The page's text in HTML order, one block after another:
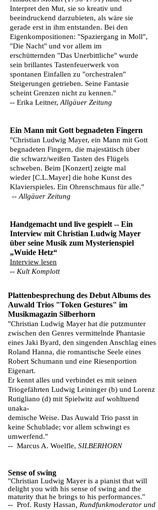
Interpret den Mut, sie so kreativ und
beeindruckend darzubieten, als wäre sie
gerade erst in ihm entstanden. Bei den
Eigenkompositionen: "Spaziergang in Moll",
"Die Nacht" und vor allem im
erschütternden "Das Unerbittliche" wurde
sein brillantes Tastenfeuerwerk von
spontanen Einfallen zu "orchestralen"
Steigerungen getrieben. Seine Fantasie
scheint Grenzen nicht zu kennen."
-- Erika Leitner, Allgäuer Zeitung
Ein Mann mit Gott begnadeten Fingern
"Christian Ludwig Mayer, ein Mann mit Gott
begnadeten Fingern, die majestätisch über
die schwarz/weißen Tasten des Flügels
schweben. Beim [Konzert] zeigte mal
wieder [C.L.Mayer] die hohe Kunst des
Klavierspieles. Ein Ohrenschmaus für alle."
-- Allgäuer Zeitung
Handgemacht und live gespielt -- Ein
Interview mit Christian Ludwig Mayer
über seine Musik zum Mysterienspiel
„Wuide Hetz“
Interview lesen
-- Kult Komplott
Plattenbesprechung des Debut Albums des
Auwald Trios "Token Gestures" im
Musikmagazin Silberhorn
"Christian Ludwig Mayer hat die putzmunter
zwischen den Genres vermittelnde Phantasie
eines Jaki Byard, den singenden Anschlag eines
Roland Hanna, die romantische Seele eines
Robert Schumann und eine Riesenportion
Eigenart.
Er kennt alles und verbindet es mit seinen
Triogefährten Ludwig Leininger (b) und Lorenz
Rutigliano (d) mit Spielwitz auf wohltuend
unaka-
demische Weise. Das Auwald Trio passt in
keine Schublade; vor allem schwingt es
umwerfend."
-- Marcus A. Woelfle, SILBERHORN
Sense of swing
"Christian Ludwig Mayer is a pianist that will
delight you with his sense of swing and the
maturity that he brings to his performances."
​-- Prof. Rusty Hassan , Rundfunkmoderator und